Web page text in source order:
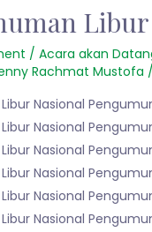
/Acara akan
Rachmat Mustofa
Nasional
Nasional
Nasional
Nasional
Nasional
Nasional